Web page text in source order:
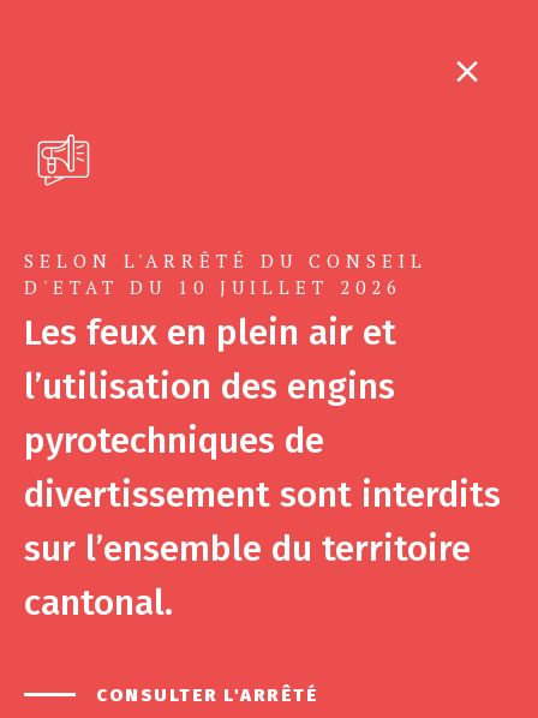
SELON L'ARRÊTÉ DU CONSEIL
D'ETAT DU 10 JUILLET 2026
Les feux en plein air et
l’utilisation des engins
pyrotechniques de
divertissement sont interdits
sur l’ensemble du territoire
cantonal.
CONSULTER L'ARRÊTÉ